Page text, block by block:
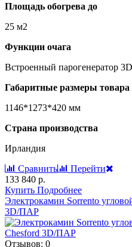
Площадь обогрева до
25 м2
Функции очага
Встроенный парогенератор
Габаритные размеры
1146*1273*420 мм
Страна производства
Ирландия
Сравнить
Перейти
133 840 р.
Купить Подробнее
Электрокамин Sorrento
3D/ПАР
Отзывов: 0